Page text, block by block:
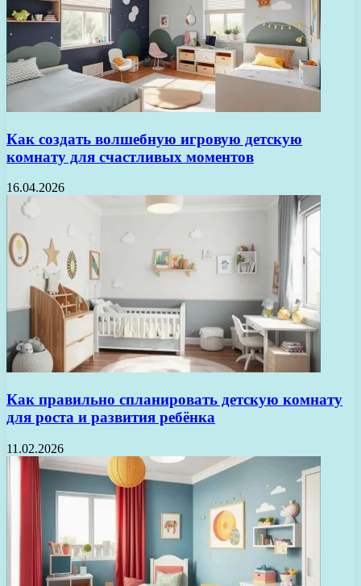
Как создать волшебную игровую детскую
комнату для счастливых моментов
16.04.2026
Как правильно спланировать детскую комнату
для роста и развития ребёнка
11.02.2026